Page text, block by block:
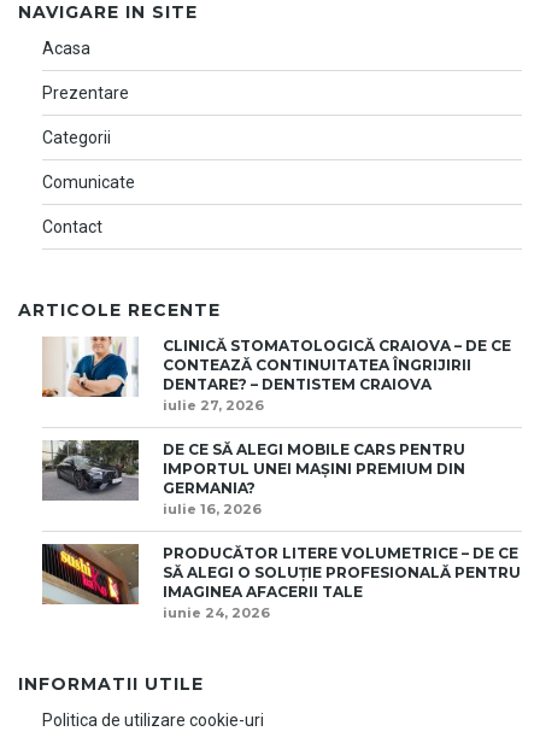
NAVIGARE IN SITE
Acasa
Prezentare
Categorii
Comunicate
Contact
ARTICOLE RECENTE
CLINICĂ STOMATOLOGICĂ CRAIOVA – DE CE
CONTEAZĂ CONTINUITATEA ÎNGRIJIRII
DENTARE? – DENTISTEM CRAIOVA
iulie 27, 2026
DE CE SĂ ALEGI MOBILE CARS PENTRU
IMPORTUL UNEI MAȘINI PREMIUM DIN
GERMANIA?
iulie 16, 2026
PRODUCĂTOR LITERE VOLUMETRICE – DE CE
SĂ ALEGI O SOLUȚIE PROFESIONALĂ PENTRU
IMAGINEA AFACERII TALE
iunie 24, 2026
INFORMATII UTILE
Politica de utilizare cookie-uri